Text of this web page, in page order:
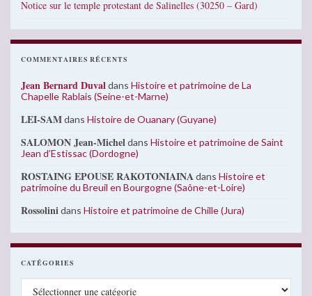
Notice sur le temple protestant de Salinelles (30250 – Gard)
COMMENTAIRES RÉCENTS
Jean Bernard Duvaldans Histoire et patrimoine de La
Chapelle Rablais (Seine-et-Marne)
LEI-SAMdans Histoire de Ouanary (Guyane)
SALOMON Jean-Micheldans Histoire et patrimoine de Saint
Jean d’Estissac (Dordogne)
ROSTAING EPOUSE RAKOTONIAINAdans Histoire et
patrimoine du Breuil en Bourgogne (Saône-et-Loire)
Rossolinidans Histoire et patrimoine de Chille (Jura)
CATÉGORIES
Catégories